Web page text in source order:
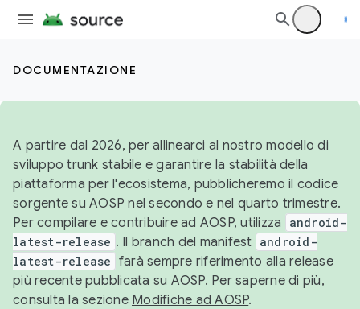
DOCUMENTAZIONE
A partire dal 2026, per allinearci al nostro modello di
sviluppo trunk stabile e garantire la stabilità della
piattaforma per l'ecosistema, pubblicheremo il codice
sorgente su AOSP nel secondo e nel quarto trimestre.
Per compilare e contribuire ad AOSP, utilizza
android-
latest-release . Il branch del manifest android-
latest-release farà sempre riferimento alla release
più recente pubblicata su AOSP. Per saperne di più,
consulta la sezione Modifiche ad AOSP.